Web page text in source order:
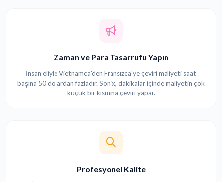
Zaman ve Para Tasarrufu Yapın
İnsan eliyle Vietnamca'den Fransızca'ye çeviri maliyeti saat
başına 50 dolardan fazladır. Sonix, dakikalar içinde maliyetin çok
küçük bir kısmına çeviri yapar.
Profesyonel Kalite